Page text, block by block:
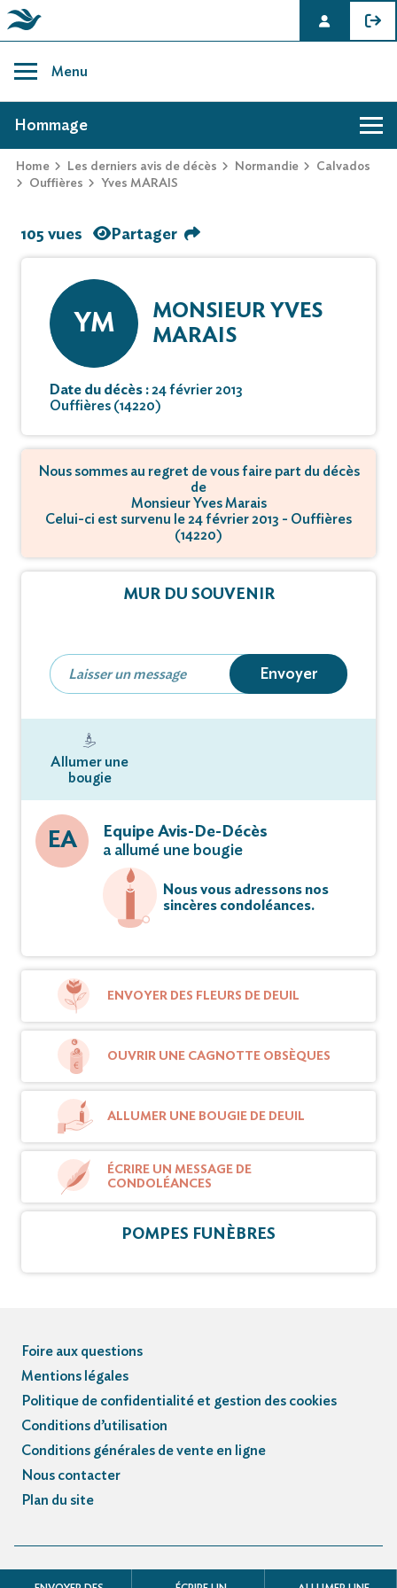
content
Menu
AVIS DE DÉCÈS DE YVES MARAIS
Home Les derniers avis de décès Normandie
Calvados
Ouffières
Yves MARAIS
Hommage
105 vues Partager
YM
MONSIEUR YVES
MARAIS
Date du décès :24 février 2013
Ouffières (14220)
Nous sommes au regret de vous faire part du décès
de
Monsieur Yves Marais
Celui-ci est survenu le 24 février 2013 - Ouffières
(14220)
MUR DU SOUVENIR
Envoyer
Allumer une
bougie
EA
Equipe Avis-De-Décès
a allumé une bougie
Nous vous adressons nos
sincères condoléances.
ENVOYER DES FLEURS DE DEUIL
OUVRIR UNE CAGNOTTE OBSÈQUES
ALLUMER UNE BOUGIE DE DEUIL
ÉCRIRE UN MESSAGE DE
CONDOLÉANCES
POMPES FUNÈBRES
Foire aux questions
Mentions légales
Politique de confidentialité et gestion des cookies
Conditions d’utilisation
Conditions générales de vente en ligne
Nous contacter
Plan du site
© Registre des avis de décès et obsèques - 3.3.5